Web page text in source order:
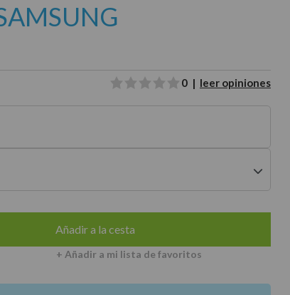
0 | leer opiniones
Añadir a la cesta
+ Añadir a mi lista de favoritos